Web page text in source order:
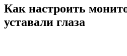
Как настроить
уставали глаза